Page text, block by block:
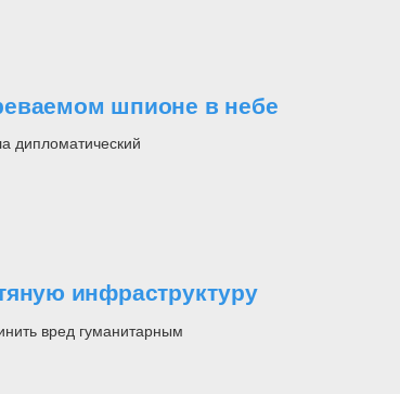
шпионе в небе
дипломатический
инфраструктуру
вред гуманитарным